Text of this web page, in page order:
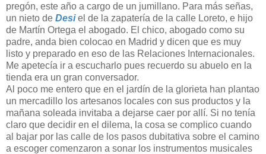
pregón, este año a cargo de un jumillano. Para más señas,
un nieto de Desi el de la zapatería de la calle Loreto, e hijo
de Martín Ortega el abogado. El chico, abogado como su
padre, anda bien colocao en Madrid y dicen que es muy
listo y preparado en eso de las Relaciones Internacionales.
Me apetecía ir a escucharlo pues recuerdo su abuelo en la
tienda era un gran conversador.
Al poco me entero que en el jardín de la glorieta han plantao
un mercadillo los artesanos locales con sus productos y la
mañana soleada invitaba a dejarse caer por allí. Si no tenía
claro que decidir en el dilema, la cosa se complico cuando
al bajar por las calle de los pasos dubitativa sobre el camino
a escoger comenzaron a sonar los instrumentos musicales